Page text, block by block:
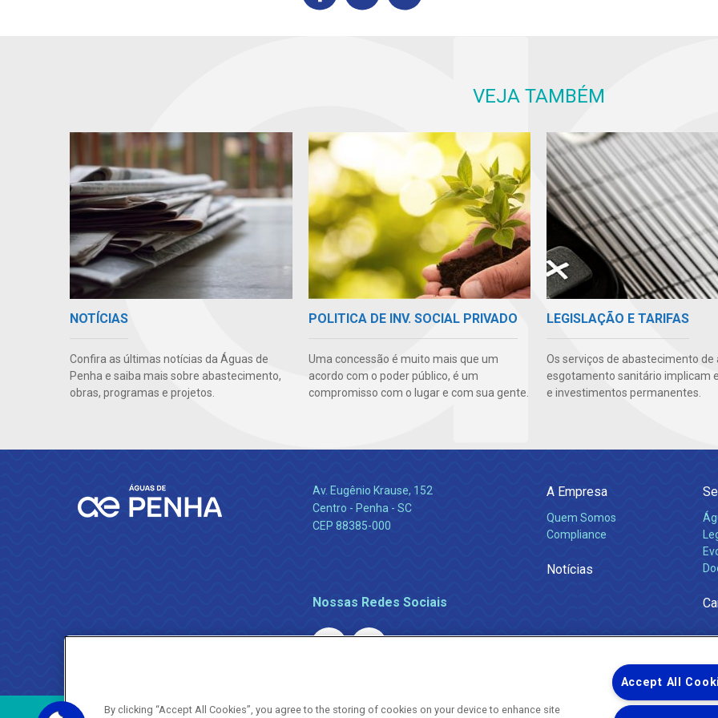
VEJA TAMBÉM
NOTÍCIAS
Confira as últimas notícias da Águas de
Penha e saiba mais sobre abastecimento,
obras, programas e projetos.
POLITICA DE INV. SOCIAL PRIVADO
Uma concessão é muito mais que um
acordo com o poder público, é um
compromisso com o lugar e com sua gente.
LEGISLAÇÃO E TARIFAS
Os serviços de abastecimento de
esgotamento sanitário implicam
e investimentos permanentes.
Av. Eugênio Krause, 152
Centro - Penha - SC
CEP 88385-000
Nossas Redes Sociais
A Empresa
Quem Somos
Compliance
Notícias
Uma empresa
By clicking “Accept All Cookies”, you agree to the storing of cookies on your device to enhance site
Accept All